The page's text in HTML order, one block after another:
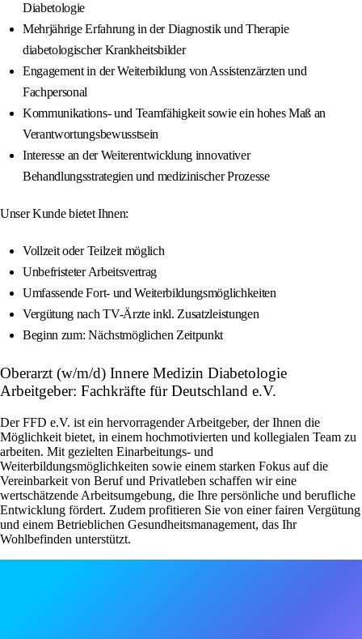
Diabetologie
Mehrjährige Erfahrung in der Diagnostik und Therapie
diabetologischer Krankheitsbilder
Engagement in der Weiterbildung von Assistenzärzten und
Fachpersonal
Kommunikations- und Teamfähigkeit sowie ein hohes Maß an
Verantwortungsbewusstsein
Interesse an der Weiterentwicklung innovativer
Behandlungsstrategien und medizinischer Prozesse
Unser Kunde bietet Ihnen:
Vollzeit oder Teilzeit möglich
Unbefristeter Arbeitsvertrag
Umfassende Fort- und Weiterbildungsmöglichkeiten
Vergütung nach TV-Ärzte inkl. Zusatzleistungen
Beginn zum: Nächstmöglichen Zeitpunkt
Oberarzt (w/m/d) Innere Medizin Diabetologie
Arbeitgeber: Fachkräfte für Deutschland e.V.
Der FFD e.V. ist ein hervorragender Arbeitgeber, der Ihnen die
Möglichkeit bietet, in einem hochmotivierten und kollegialen Team zu
arbeiten. Mit gezielten Einarbeitungs- und
Weiterbildungsmöglichkeiten sowie einem starken Fokus auf die
Vereinbarkeit von Beruf und Privatleben schaffen wir eine
wertschätzende Arbeitsumgebung, die Ihre persönliche und berufliche
Entwicklung fördert. Zudem profitieren Sie von einer fairen Vergütung
und einem Betrieblichen Gesundheitsmanagement, das Ihr
Wohlbefinden unterstützt.